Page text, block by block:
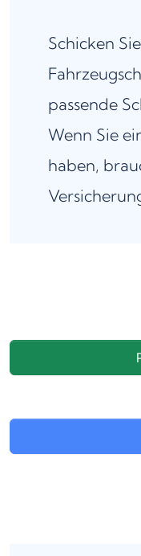
Schicken
passende
Wenn Sie
haben,